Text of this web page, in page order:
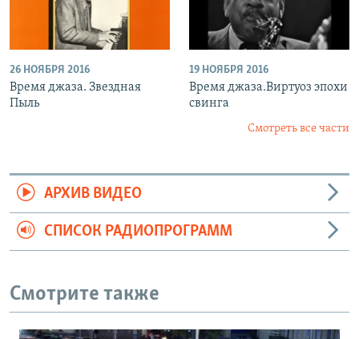
26 НОЯБРЯ 2016
Время джаза. Звездная
Пыль
19 НОЯБРЯ 2016
Время джаза.Виртуоз эпохи
свинга
Смотреть все части
АРХИВ ВИДЕО
СПИСОК РАДИОПРОГРАММ
Смотрите также